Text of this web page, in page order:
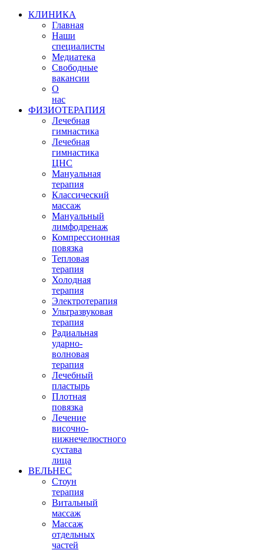
КЛИНИКА
Главная
Наши
специалисты
Медиатека
Свободные
вакансии
О
нас
ФИЗИОТЕРАПИЯ
Лечебная
гимнастика
Лечебная
гимнастика
ЦНС
Мануальная
терапия
Классический
массаж
Мануальный
лимфодренаж
Компрессионная
повязка
Тепловая
терапия
Холодная
терапия
Электротерапия
Ультразвуковая
терапия
Радиальная
ударно-
волновая
терапия
Лечебный
пластырь
Плотная
повязка
Лечение
височно-
нижнечелюстного
сустава
лица
ВЕЛЬНЕС
Стоун
терапия
Витальный
массаж
Массаж
отдельных
частей